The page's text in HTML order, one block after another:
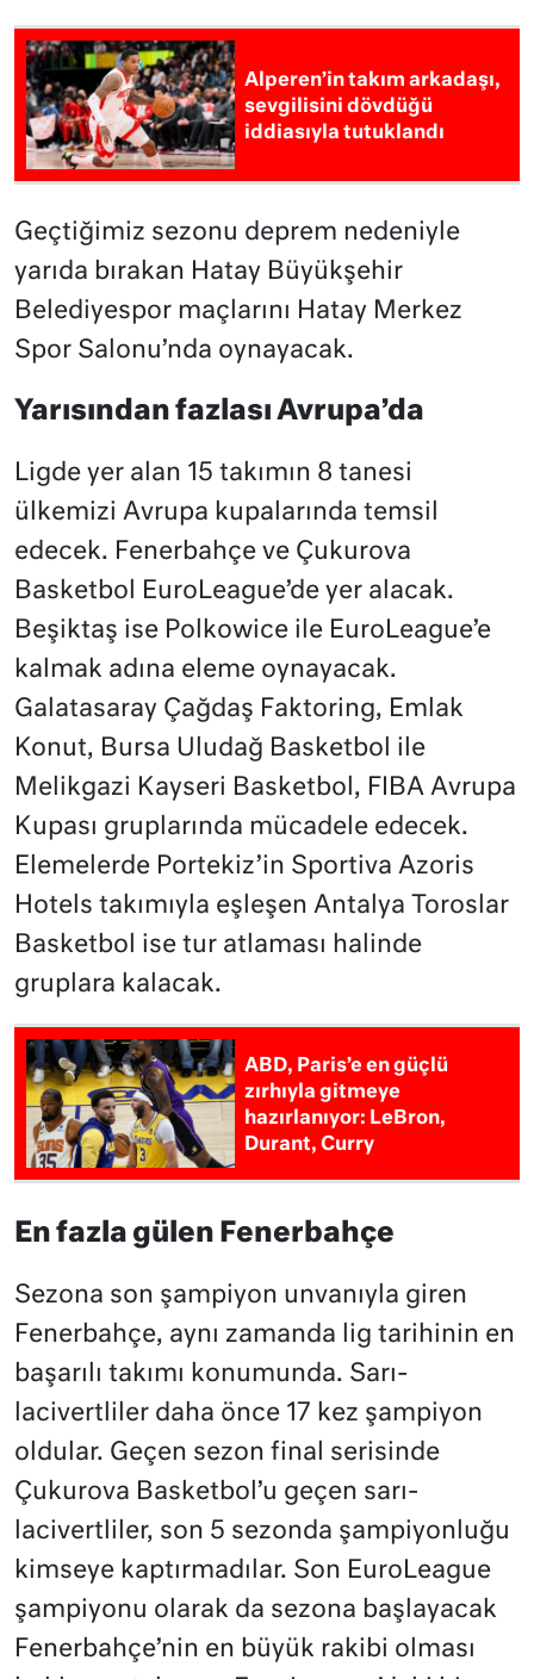
Alperen’in takım arkadaşı,
sevgilisini dövdüğü
iddiasıyla tutuklandı
Geçtiğimiz sezonu deprem nedeniyle
yarıda bırakan Hatay Büyükşehir
Belediyespor maçlarını Hatay Merkez
Spor Salonu’nda oynayacak.
Yarısından fazlası Avrupa’da
Ligde yer alan 15 takımın 8 tanesi
ülkemizi Avrupa kupalarında temsil
edecek. Fenerbahçe ve Çukurova
Basketbol EuroLeague’de yer alacak.
Beşiktaş ise Polkowice ile EuroLeague’e
kalmak adına eleme oynayacak.
Galatasaray Çağdaş Faktoring, Emlak
Konut, Bursa Uludağ Basketbol ile
Melikgazi Kayseri Basketbol, FIBA Avrupa
Kupası gruplarında mücadele edecek.
Elemelerde Portekiz’in Sportiva Azoris
Hotels takımıyla eşleşen Antalya Toroslar
Basketbol ise tur atlaması halinde
gruplara kalacak.
ABD, Paris’e en güçlü
zırhıyla gitmeye
hazırlanıyor: LeBron,
Durant, Curry
En fazla gülen Fenerbahçe
Sezona son şampiyon unvanıyla giren
Fenerbahçe, aynı zamanda lig tarihinin en
başarılı takımı konumunda. Sarı-
lacivertliler daha önce 17 kez şampiyon
oldular. Geçen sezon final serisinde
Çukurova Basketbol’u geçen sarı-
lacivertliler, son 5 sezonda şampiyonluğu
kimseye kaptırmadılar. Son EuroLeague
şampiyonu olarak da sezona başlayacak
Fenerbahçe’nin en büyük rakibi olması